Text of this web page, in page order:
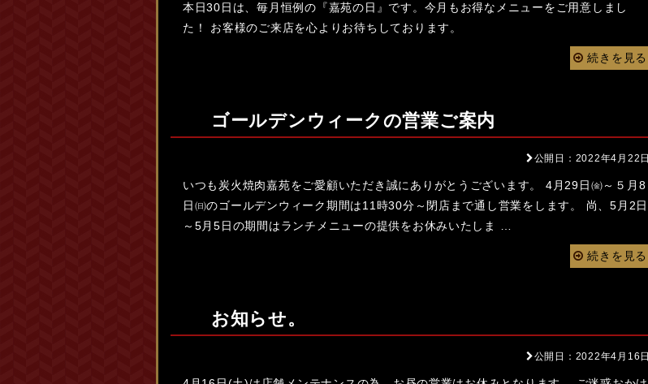
本日30日は、毎月恒例の『嘉苑の日』です。今月もお得なメニューをご用意しまし
た！ お客様のご来店を心よりお待ちしております。
続きを見る
ゴールデンウィークの営業ご案内
公開日：2022年4月22日
いつも炭火焼肉嘉苑をご愛顧いただき誠にありがとうございます。 4月29日㈮～５月8
日㈰のゴールデンウィーク期間は11時30分～閉店まで通し営業をします。 尚、5月2日
～5月5日の期間はランチメニューの提供をお休みいたしま …
続きを見る
お知らせ。
公開日：2022年4月16日